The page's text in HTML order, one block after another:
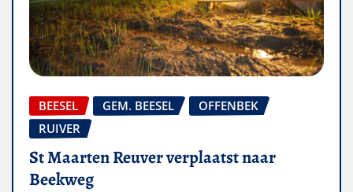
BEESEL GEM. BEESEL
OFFENBEK
RUIVER
St Maarten Reuver verplaatst naar
Beekweg